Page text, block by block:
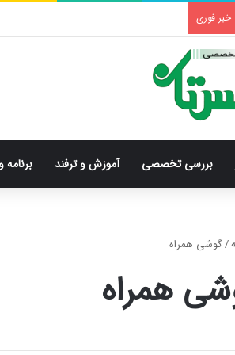
خبر فوری
بررسی‌ تخصصی آموزش و ترفند برنامه
/گوشی همراه
همراه